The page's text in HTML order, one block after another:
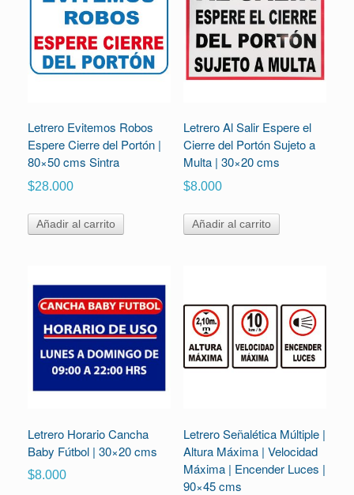
Letrero Evitemos Robos
Espere Cierre del Portón |
80×50 cms Sintra
$28.000
Añadir al carrito
Letrero Al Salir Espere el
Cierre del Portón Sujeto a
Multa | 30×20 cms
$8.000
Añadir al carrito
Letrero Horario Cancha
Baby Fútbol | 30×20 cms
$8.000
Letrero Señalética Múltiple |
Altura Máxima | Velocidad
Máxima | Encender Luces |
90×45 cms